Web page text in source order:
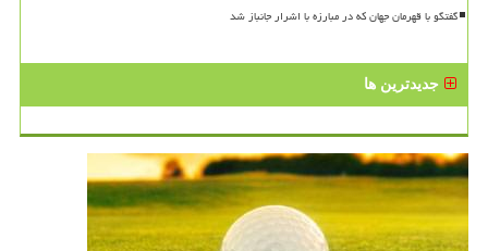
گفتگو با قهرمان جهان که در مبارزه با اشرار جانباز شد
جدیدترین ها